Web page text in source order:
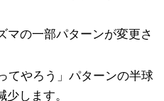
マの一部パターンが変更さ
てやろう」パターンの半球
します。